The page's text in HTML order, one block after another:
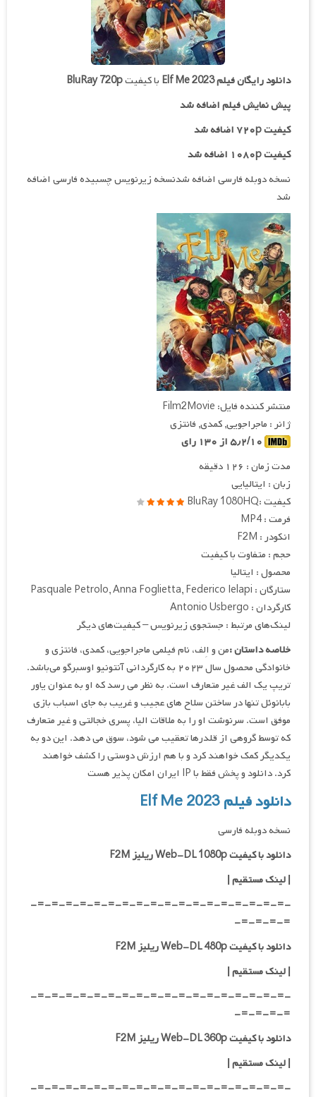
دانلود رایگان فیلمElf Me 2023 با کیفیتBluRay 720p
پیش نمایش فیلم اضافه شد
کیفیت ۷۲۰p اضافه شد
کیفیت ۱۰۸۰p اضافه شد
نسخه دوبله فارسی اضافه شدنسخه زیرنویس چسبیده فارسی اضافه
شد
منتشر کننده فایل: Film2Movie
ژانر : ماجراجویی, کمدی, فانتزی
مدت زمان : ۱۲۶ دقیقه
زبان : ایتالیایی
کیفیت :BluRay 1080HQ
فرمت : MP4
انکودر : F2M
حجم : متفاوت با کیفیت
محصول : ایتالیا
ستارگان : Pasquale Petrolo, Anna Foglietta, Federico Ielapi
کارگردان : Antonio Usbergo
لینک‌های مرتبط : جستجوی زیرنویس – کیفیت‌های دیگر
خلاصه داستان :من و اِلف، نام فیلمی ماجراجویی، کمدی، فانتزی و
خانوادگی محصول سال ۲۰۲۳ به کارگردانی آنتونیو اوسبرگو می‌باشد.
تریپ یک الف غیر متعارف است. به نظر می رسد که او به عنوان یاور
بابانوئل تنها در ساختن سلاح های عجیب و غریب به جای اسباب بازی
موفق است. سرنوشت او را به ملاقات الیا، پسری خجالتی و غیر متعارف
که توسط گروهی از قلدرها تعقیب می شود، سوق می دهد. این دو به
یکدیگر کمک خواهند کرد و با هم ارزش دوستی را کشف خواهند
کرد. دانلود و پخش فقط با IP ایران امکان پذیر هست
دانلود فیلم Elf Me 2023
نسخه دوبله فارسی
دانلود با کیفیت Web-DL 1080p ریلیز F2M
|لینک مستقیم|
-=-=-=-=-=-=-=-=-=-=-=-=-=-=-=-=-=-=-
=-=-=-=-
دانلود با کیفیت Web-DL 480p ریلیز F2M
|لینک مستقیم|
-=-=-=-=-=-=-=-=-=-=-=-=-=-=-=-=-=-=-
=-=-=-=-
دانلود با کیفیت Web-DL 360p ریلیز F2M
| لینک مستقیم|
-=-=-=-=-=-=-=-=-=-=-=-=-=-=-=-=-=-=-